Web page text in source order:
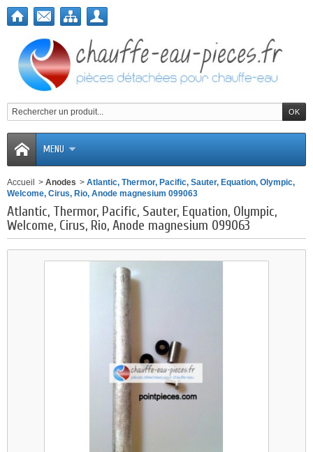
MENU
Accueil > Anodes > Atlantic, Thermor, Pacific, Sauter, Equation, Olympic,
Welcome, Cirus, Rio, Anode magnesium 099063
Atlantic, Thermor, Pacific, Sauter, Equation, Olympic,
Welcome, Cirus, Rio, Anode magnesium 099063